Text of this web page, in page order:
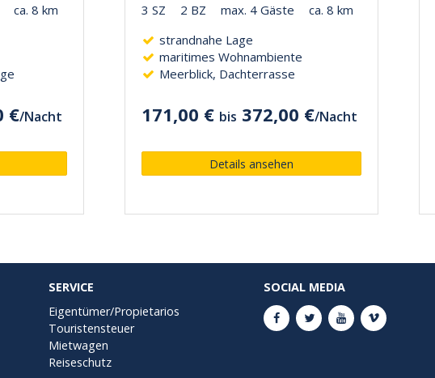
ca. 8 km
€/Nacht
3 SZ
2 BZ max. 4 Gäste
ca. 8 km
strandnahe Lage
maritimes Wohnambiente
Meerblick, Dachterrasse
171,00 € bis 372,00 €/Nacht
Details ansehen
SERVICE
Eigentümer/Propietarios
Touristensteuer
Mietwagen
Reiseschutz
SOCIAL MEDIA